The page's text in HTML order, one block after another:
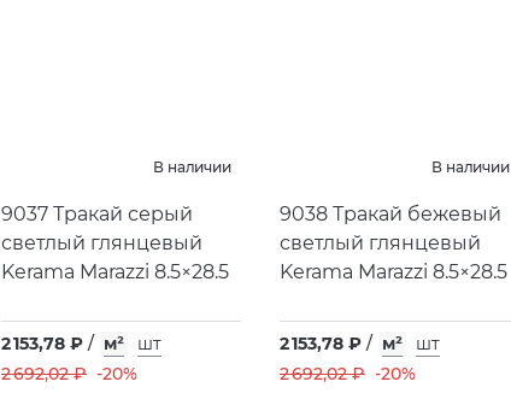
В наличии
9037 Тракай серый
светлый глянцевый
Kerama Marazzi 8.5×28.5
2 153,78 ₽ / м²
шт
2 692,02 ₽ -20%
В наличии
9038 Тракай бежевый
светлый глянцевый
Kerama Marazzi 8.5×28.5
2 153,78 ₽ / м²
шт
2 692,02 ₽ -20%